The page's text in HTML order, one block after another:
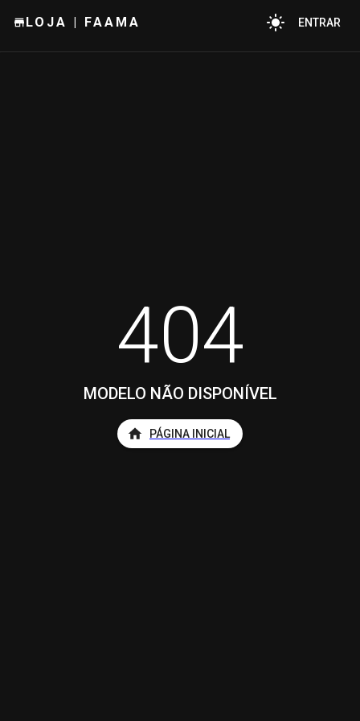
LOJA | FAAMA ENTRAR
404
MODELO NÃO DISPONÍVEL
PÁGINA INICIAL